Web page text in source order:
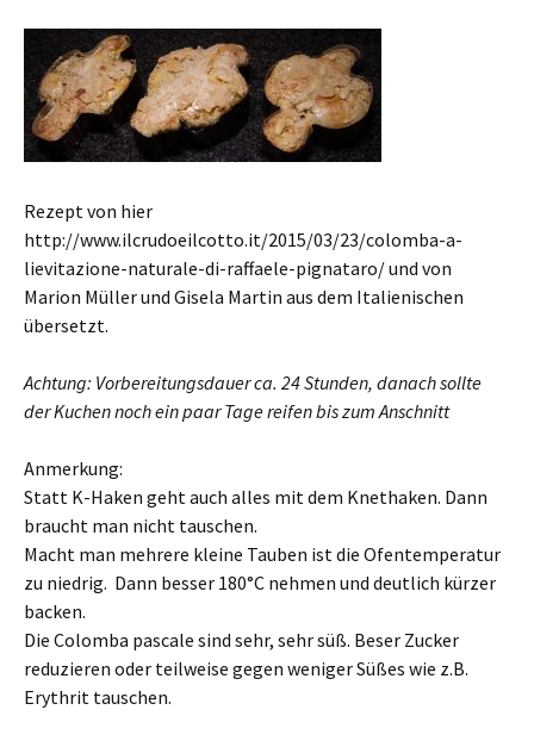
Rezept von hier
http://www.ilcrudoeilcotto.it/2015/03/23/colomba-a-
lievitazione-naturale-di-raffaele-pignataro/ und von
Marion Müller und Gisela Martin aus dem Italienischen
übersetzt.
Achtung: Vorbereitungsdauer ca. 24 Stunden, danach sollte
der Kuchen noch ein paar Tage reifen bis zum Anschnitt
Anmerkung:
Statt K-Haken geht auch alles mit dem Knethaken. Dann
braucht man nicht tauschen.
Macht man mehrere kleine Tauben ist die Ofentemperatur
zu niedrig. Dann besser 180°C nehmen und deutlich kürzer
backen.
Die Colomba pascale sind sehr, sehr süß. Beser Zucker
reduzieren oder teilweise gegen weniger Süßes wie z.B.
Erythrit tauschen.